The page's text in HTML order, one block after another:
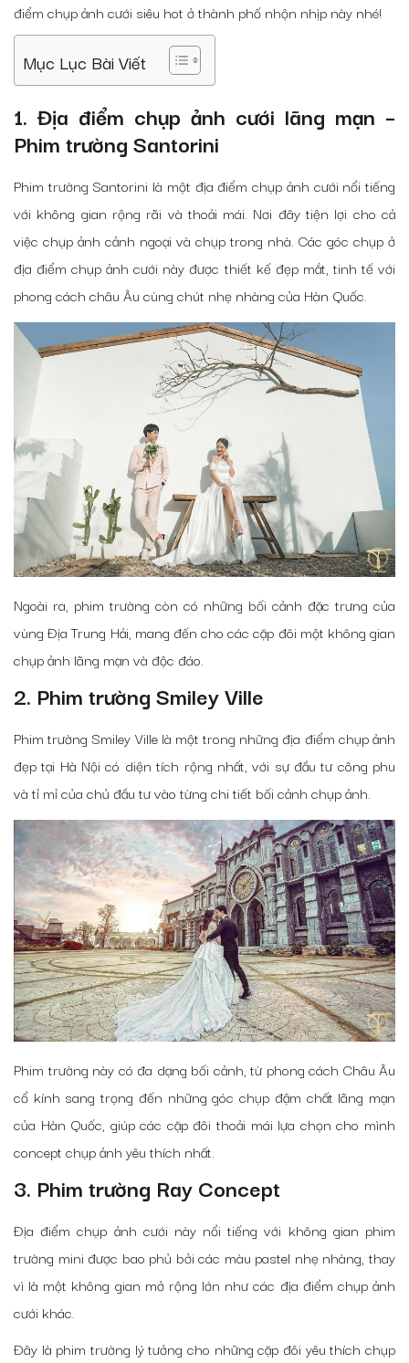
điểm chụp ảnh cưới siêu hot ở thành phố nhộn nhịp này nhé!
Mục Lục Bài Viết
1. Địa điểm chụp ảnh cưới lãng mạn –
Phim trường Santorini
Phim trường Santorini là một địa điểm chụp ảnh cưới nổi tiếng
với không gian rộng rãi và thoải mái. Nơi đây tiện lợi cho cả
việc chụp ảnh cảnh ngoại và chụp trong nhà. Các góc chụp ở
địa điểm chụp ảnh cưới này được thiết kế đẹp mắt, tinh tế với
phong cách châu Âu cùng chút nhẹ nhàng của Hàn Quốc.
Ngoài ra, phim trường còn có những bối cảnh đặc trưng của
vùng Địa Trung Hải, mang đến cho các cặp đôi một không gian
chụp ảnh lãng mạn và độc đáo.
2. Phim trường Smiley Ville
Phim trường Smiley Ville là một trong những địa điểm chụp ảnh
đẹp tại Hà Nội có diện tích rộng nhất, với sự đầu tư công phu
và tỉ mỉ của chủ đầu tư vào từng chi tiết bối cảnh chụp ảnh.
Phim trường này có đa dạng bối cảnh, từ phong cách Châu Âu
cổ kính sang trọng đến những góc chụp đậm chất lãng mạn
của Hàn Quốc, giúp các cặp đôi thoải mái lựa chọn cho mình
concept chụp ảnh yêu thích nhất.
3. Phim trường Ray Concept
Địa điểm chụp ảnh cưới này nổi tiếng với không gian phim
trường mini được bao phủ bởi các màu pastel nhẹ nhàng, thay
vì là một không gian mở rộng lớn như các địa điểm chụp ảnh
cưới khác.
Đây là phim trường lý tưởng cho những cặp đôi yêu thích chụp